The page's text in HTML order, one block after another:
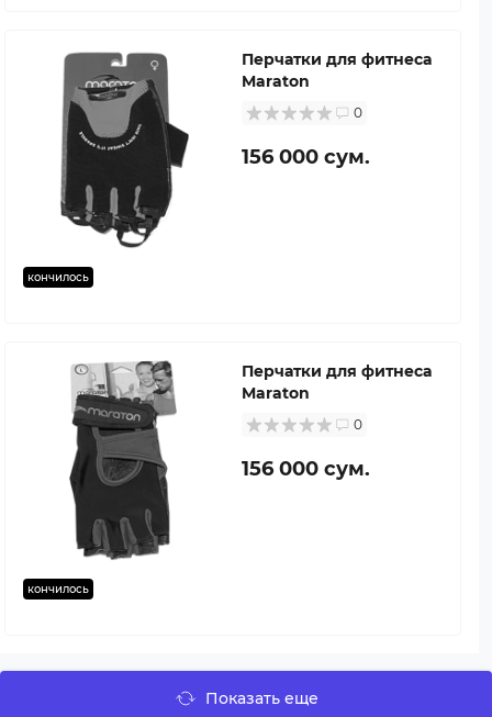
кончилось
Перчатки для фитнеса
Maraton
0
156 000 сум.
кончилось
Перчатки для фитнеса
Maraton
0
156 000 сум.
Показать еще